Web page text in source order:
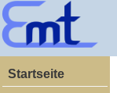
Startseite